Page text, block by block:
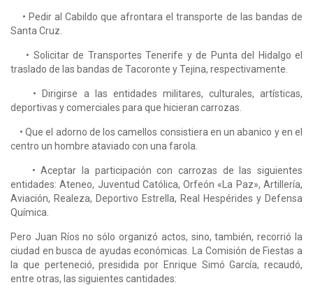
• Pedir al Cabildo que afrontara el transporte de las bandas de
Santa Cruz.
• Solicitar de Transportes Tenerife y de Punta del Hidalgo el
traslado de las bandas de Taco­ronte y Tejina, respectivamente.
• Dirigirse a las entidades militares, culturales, artísticas,
deportivas y comerciales para que hicieran carrozas.
• Que el adorno de los camellos consistiera en un abanico y en el
centro un hombre atavia­do con una farola.
• Aceptar la participación con carrozas de las siguientes
entidades: Ateneo, Juventud Católi­ca, Orfeón «La Paz», Artillería,
Aviación, Realeza, Deportivo Estrella, Real Hespérides y Defen­sa
Química.
Pero Juan Ríos no sólo organizó actos, sino, también, recorrió la
ciudad en busca de ayudas económicas. La Comisión de Fiestas a
la que perteneció, presidida por Enrique Simó García, recaudó,
entre otras, las siguientes cantidades: